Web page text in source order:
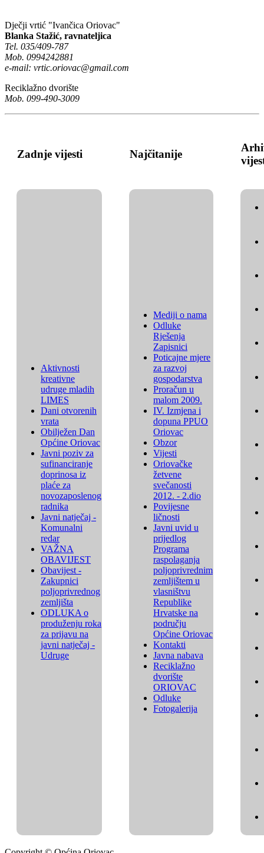
Dječji vrtić "Ivančica Oriovac"
Blanka Stažić, ravnateljica
Tel. 035/409-787
Mob. 0994242881
e-mail: vrtic.oriovac@gmail.com
Reciklažno dvorište
Mob. 099-490-3009
Zadnje vijesti Najčitanije
Aktivnosti
kreativne
udruge mladih
LIMES
Dani otvorenih
vrata
Obilježen Dan
Općine Oriovac
Javni poziv za
sufinanciranje
doprinosa iz
plaće za
novozaposlenog
radnika
Javni natječaj -
Komunalni
redar
VAŽNA
OBAVIJEST
Obavijest -
Zakupnici
poljoprivrednog
zemljišta
ODLUKA o
produženju roka
za prijavu na
javni natječaj -
Udruge
Mediji o nama
Odluke
Rješenja
Zapisnici
Poticajne mjere
za razvoj
gospodarstva
Proračun u
malom 2009.
IV. Izmjena i
dopuna PPUO
Oriovac
Obzor
Vijesti
Oriovačke
žetvene
svečanosti
2012. - 2.dio
Povijesne
ličnosti
Javni uvid u
prijedlog
Programa
raspolaganja
poljoprivrednim
zemljištem u
vlasništvu
Republike
Hrvatske na
području
Općine Oriovac
Kontakti
Javna nabava
Reciklažno
dvorište
ORIOVAC
Odluke
Fotogalerija